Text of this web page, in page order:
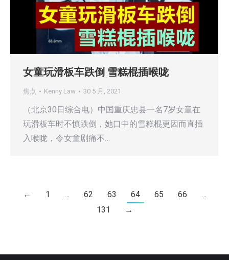
女童玩滑板车跌倒 雪糕棍插喉咙
焦点 Kenny Law 30 5 月, 2021
（北京30日综合电）中国重庆忠县一名7岁女童在
玩滑板车时不慎跌倒，她口中的雪糕棍更因而直插
入喉咙，令女童剧痛不…
← 1 … 62 63 64 65 66
…
131
→